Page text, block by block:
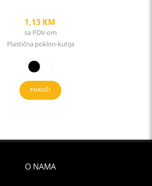
1,13 KM
sa PDV-om
Plastična poklon-kutija
PORUČI
O NAMA